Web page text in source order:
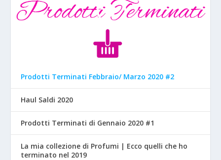
Prodotti Terminati Febbraio/ Marzo 2020 #2
Haul Saldi 2020
Prodotti Terminati di Gennaio 2020 #1
La mia collezione di Profumi | Ecco quelli che ho
terminato nel 2019